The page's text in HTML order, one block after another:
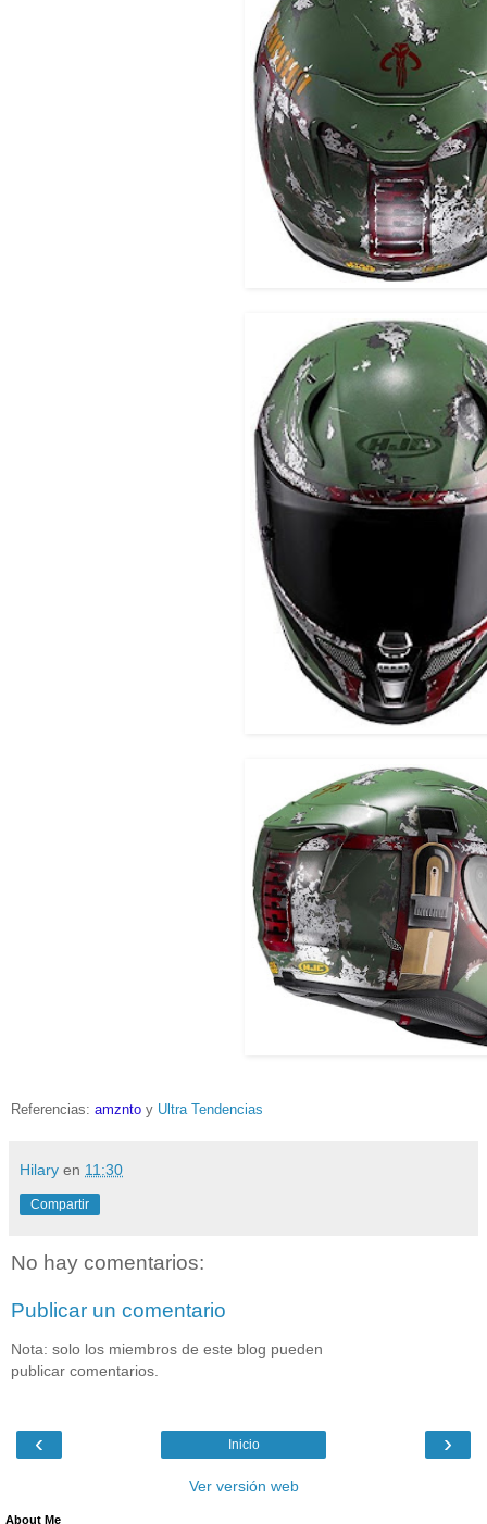
Referencias: amznto y Ultra Tendencias
Hilary en 11:30
Compartir
No hay comentarios:
Publicar un comentario
Nota: solo los miembros de este blog pueden
publicar comentarios.
‹ ›
Inicio
Ver versión web
About Me